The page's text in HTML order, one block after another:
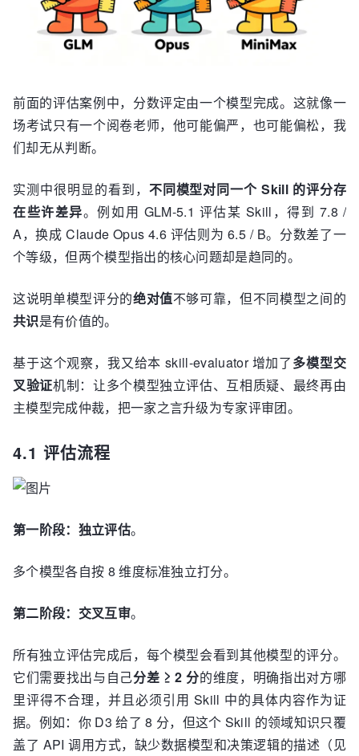
前面的评估案例中，分数评定由一个模型完成。这就像一
场考试只有一个阅卷老师，他可能偏严，也可能偏松，我
们却无从判断。
实测中很明显的看到， 不同模型对同一个 Skill 的评分存
在些许差异。例如用 GLM-5.1 评估某 Skill，得到 7.8 /
A，换成 Claude Opus 4.6 评估则为 6.5 / B。分数差了一
个等级，但两个模型指出的核心问题却是趋同的。
这说明单模型评分的绝对值不够可靠，但不同模型之间的
共识是有价值的。
基于这个观察，我又给本 skill-evaluator 增加了多模型交
叉验证机制：让多个模型独立评估、互相质疑、最终再由
主模型完成仲裁，把一家之言升级为专家评审团。
4.1 评估流程
第一阶段：独立评估。
多个模型各自按 8 维度标准独立打分。
第二阶段：交叉互审。
所有独立评估完成后，每个模型会看到其他模型的评分。
它们需要找出与自己分差 ≥ 2 分的维度，明确指出对方哪
里评得不合理，并且必须引用 Skill 中的具体内容作为证
据。例如：你 D3 给了 8 分，但这个 Skill 的领域知识只覆
盖了 API 调用方式，缺少数据模型和决策逻辑的描述（见